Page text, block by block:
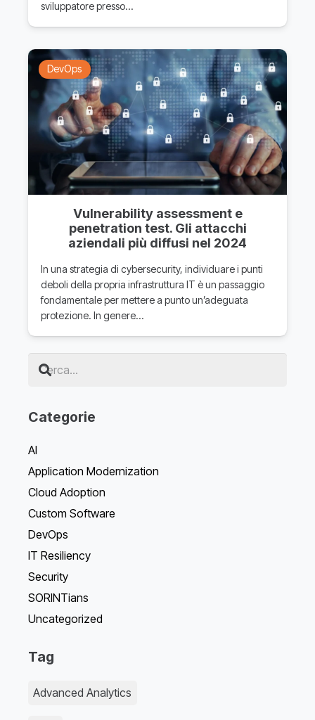
sviluppatore presso…
DevOps
Vulnerability assessment e
penetration test. Gli attacchi
aziendali più diffusi nel 2024
In una strategia di cybersecurity, individuare i punti
deboli della propria infrastruttura IT è un passaggio
fondamentale per mettere a punto un’adeguata
protezione. In genere…
Categorie
AI
Application Modernization
Cloud Adoption
Custom Software
DevOps
IT Resiliency
Security
SORINTians
Uncategorized
Tag
Advanced Analytics